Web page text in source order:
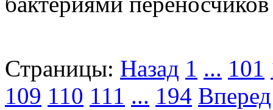
Страницы: Назад 1 ... 101
109 110 111 ... 194 Вперед